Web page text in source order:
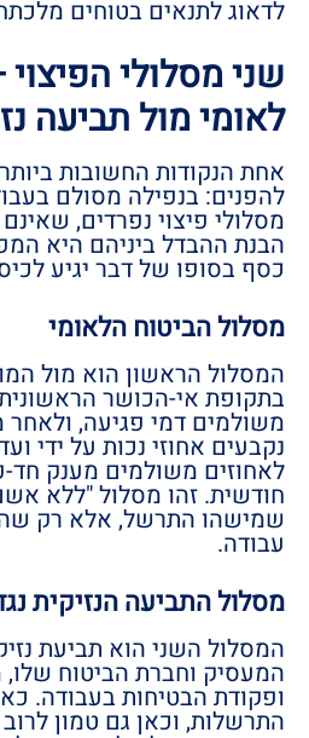
לדאוג לתנאים בטוחים
שני מסלולי
לאומי מול תביעה
אחת הנקודות החשובות
להפנים: בנפילה מסולם
מסלולי פיצוי נפרדים,
הבנת ההבדל ביניהם היא
כסף בסופו של דבר יגיע
מסלול הביטוח הלאומי
המסלול הראשון הוא מול
משולמים דמי פגיעה, ולאחר
נקבעים אחוזי נכות על ידי
לאחוזים משולמים מענק
חודשית. זהו מסלול "ללא
שמישהו התרשל, אלא רק
עבודה.
מסלול התביעה הנזיקית
המסלול השני הוא תביעת
המעסיק וחברת הביטוח שלו,
ופקודת הבטיחות בעבודה.
התרשלות, וכאן גם טמון